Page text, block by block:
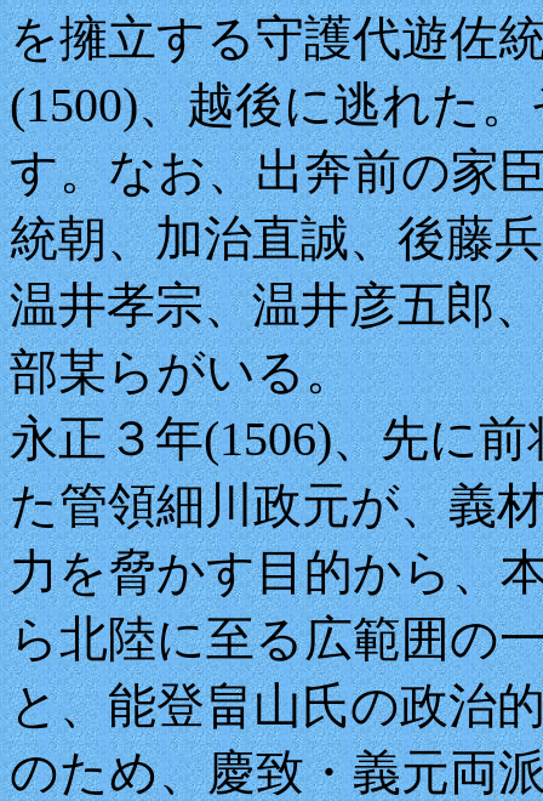
を擁立する守護代遊佐
(1500)、越後に逃れた
す。なお、出奔前の家
統朝、加治直誠、後藤
温井孝宗、温井彦五郎
部某らがいる。
永正３年(1506)、先に
た管領細川政元が、義
力を脅かす目的から、
ら北陸に至る広範囲の
と、能登畠山氏の政治
のため、慶致・義元両